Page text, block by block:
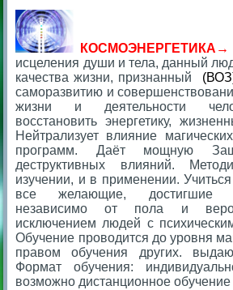
КОСМОЭНЕРГЕТИКА→
исцеления души и тела, данный
качества жизни, признанный
саморазвитию и
жизни и деятельности
восстановить энергетику,
Нейтрализует влияние
программ. Даёт мощную
деструктивных влияний.
изучении, и в применении. Учиться
все желающие, достигшие
независимо от пола и
исключением людей с
Обучение проводится до уровня
правом обучения других.
Формат обучения:
возможно дистанционное